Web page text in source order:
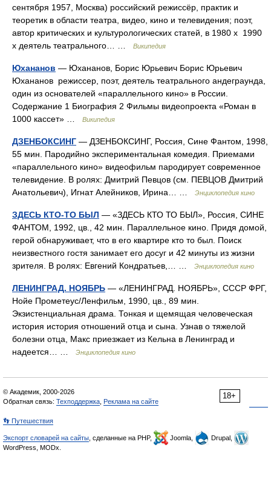
сентября 1957, Москва) российский режиссёр, практик и
теоретик в области театра, видео, кино и телевидения; поэт,
автор критических и культурологических статей, в 1980 х 1990
х деятель театрального… …
Википедия
Юхананов — Юхананов, Борис Юрьевич Борис Юрьевич
Юхананов режиссер, поэт, деятель театрального андеграунда,
один из основателей «параллельного кино» в России.
Содержание 1 Биография 2 Фильмы видеопроекта «Роман в
1000 кассет» …
Википедия
ДЗЕНБОКСИНГ — ДЗЕНБОКСИНГ, Россия, Сине Фантом, 1998,
55 мин. Пародийно экспериментальная комедия. Приемами
«параллельного кино» видеофильм пародирует современное
телевидение. В ролях: Дмитрий Певцов (см. ПЕВЦОВ Дмитрий
Анатольевич), Игнат Алейников, Ирина… …
Энциклопедия кино
ЗДЕСЬ КТО-ТО БЫЛ — «ЗДЕСЬ КТО ТО БЫЛ», Россия, СИНЕ
ФАНТОМ, 1992, цв., 42 мин. Параллельное кино. Придя домой,
герой обнаруживает, что в его квартире кто то был. Поиск
неизвестного гостя занимает его досуг и 42 минуты из жизни
зрителя. В ролях: Евгений Кондратьев,… …
Энциклопедия кино
ЛЕНИНГРАД. НОЯБРЬ — «ЛЕНИНГРАД. НОЯБРЬ», СССР ФРГ,
Нойе Прометеус/Ленфильм, 1990, цв., 89 мин.
Экзистенциальная драма. Тонкая и щемящая человеческая
история история отношений отца и сына. Узнав о тяжелой
болезни отца, Макс приезжает из Кельна в Ленинград и
надеется… …
Энциклопедия кино
18+
© Академик, 2000-2026
Обратная связь: Техподдержка Реклама на сайте
👣 Путешествия
Экспорт словарей на сайты , сделанные на PHP, Joomla,
Drupal,
WordPress, MODx.